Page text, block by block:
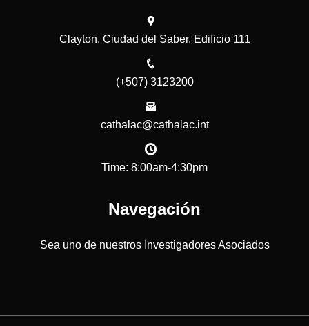
Clayton, Ciudad del Saber, Edificio 111
(+507) 3123200
cathalac@cathalac.int
Time: 8:00am-4:30pm
Navegación
Sea uno de nuestros Investigadores Asociados